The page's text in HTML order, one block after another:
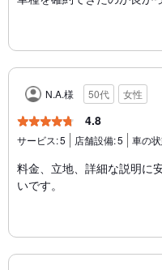
N.A.様 50代 女性
4.8
サービス:5 店舗設備:5 車の
料金、立地、詳細な説明に
いです。